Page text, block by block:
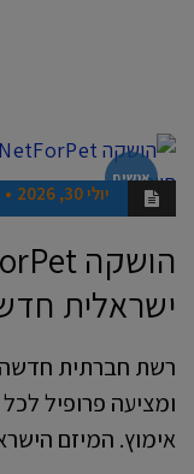
אנשים
יולי 30, 2026
ישראלית
ומציעה פרופיל
אימוץ. המיזם